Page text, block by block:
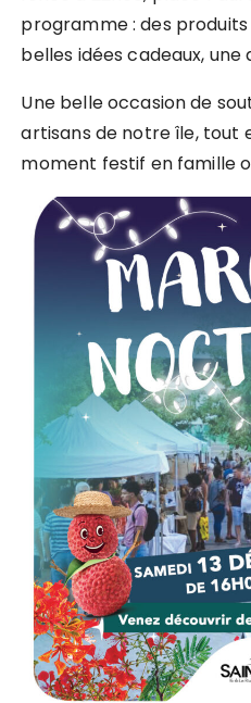
programme : des
belles idées cadeaux,
Une belle occasion de
artisans de notre île, tout
moment festif en famille